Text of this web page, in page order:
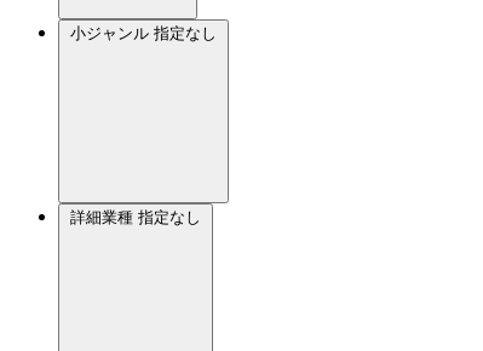
小ジャンル 指定なし
詳細業種 指定なし